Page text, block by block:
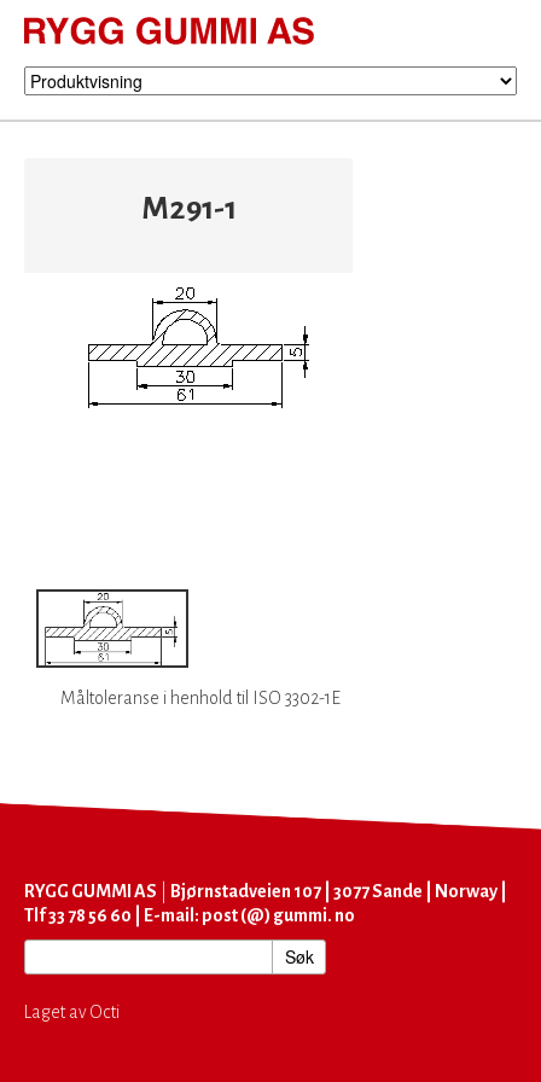
M291-1
Måltoleranse i henhold til ISO 3302-1E
RYGG GUMMI AS
Bjørnstadveien 107 | 3077 Sande | Norway |
Tlf 33 78 56 60 | E-mail: post (@) gummi. no
Laget av Octi